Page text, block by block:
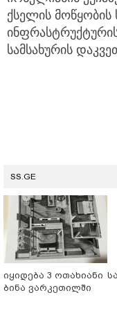
ქსელის მოწყობის
სამსახურის
SS.GE
იყიდება 3 ოთახიანი
ბინა ვარკეთილში